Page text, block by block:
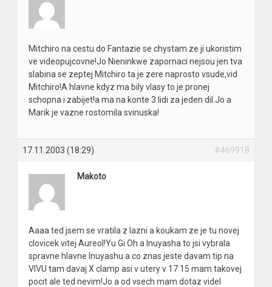
Mitchiro na cestu do Fantazie se chystam ze ji ukoristim
ve videopujcovne!Jo Nieninkwe zapornaci nejsou jen tva
slabina se zeptej Mitchiro ta je zere naprosto vsude,vid
Mitchiro!A hlavne kdyz ma bily vlasy to je pronej
schopna i zabijet!a ma na konte 3 lidi za jeden dil.Jo a
Marik je vazne rostomila svinuska!
17.11.2003 (18:29) #469918
Makoto
Aaaa ted jsem se vratila z lazni a koukam ze je tu novej
clovicek vitej Aureol!Yu Gi Oh a Inuyasha to jsi vybrala
spravne hlavne Inuyashu a co znas jeste davam tip na
VIVU tam davaj X clamp asi v utery v 17 15 mam takovej
pocit ale ted nevim!Jo a od vsech mam dotaz videl